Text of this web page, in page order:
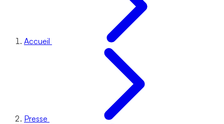
Accueil
Presse